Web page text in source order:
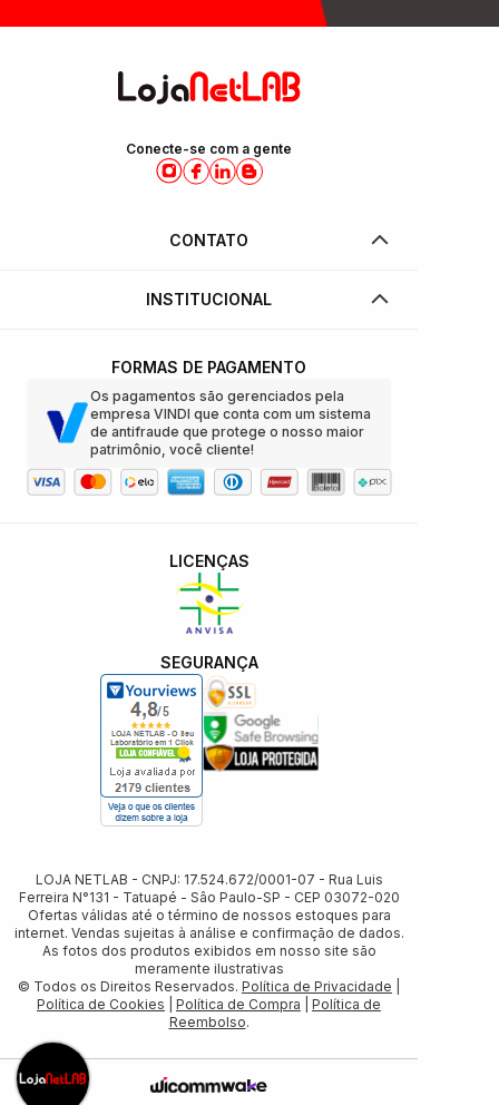
Conecte-se com a gente
CONTATO
INSTITUCIONAL
FORMAS DE PAGAMENTO
Os pagamentos são gerenciados pela
empresa VINDI que conta com um sistema
de antifraude que protege o nosso maior
patrimônio, você cliente!
SEGURANÇA
LICENÇAS
LOJA NETLAB - CNPJ: 17.524.672/0001-07 - Rua Luis
Ferreira N°131 - Tatuapé - Sâo Paulo-SP - CEP 03072-020
Ofertas válidas até o término de nossos estoques para
internet. Vendas sujeitas à análise e confirmação de dados.
As fotos dos produtos exibidos em nosso site são
meramente ilustrativas
© Todos os Direitos Reservados. Política de Privacidade
Política de Cookies
Política de Compra
Política de
Reembolso.